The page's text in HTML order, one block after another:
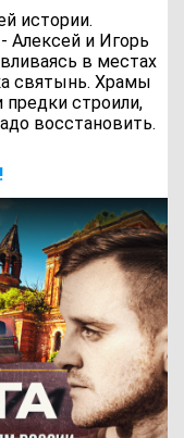
истории.
Алексей и Игорь
в местах
святынь. Храмы
строили,
восстановить.